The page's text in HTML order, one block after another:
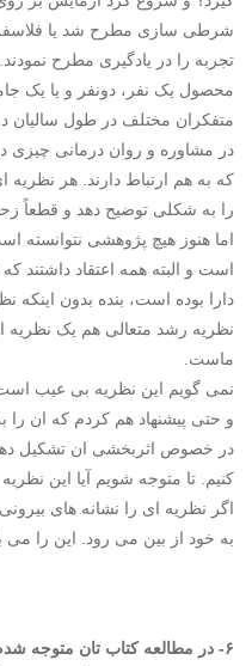
شرطی سازی مطرح شد یا فلاسفه
تجربه را در یادگیری مطرح
محصول یک نفر، دونفر و یا یک
متفکران مختلف در طول سالیان
که به هم ارتباط دارند. هر
را به شکلی توضیح دهد و قطعاً
اما هنوز هیچ پژوهشی نتوانسته
است و البته همه اعتقاد داشتند
دارا بوده است، بنده بدون اینکه
نظریه رشد متعالی هم یک نظریه
ماست.
نمی گویم این نظریه بی عیب
و حتی پیشنهاد هم کردم که ان را
در خصوص اثربخشی ان تشکیل
کنیم. تا متوجه شویم آیا این
اگر نظریه ای را نشانه های
به خود از بین می رود. این را می
۶- در مطالعه کتاب تان متوجه